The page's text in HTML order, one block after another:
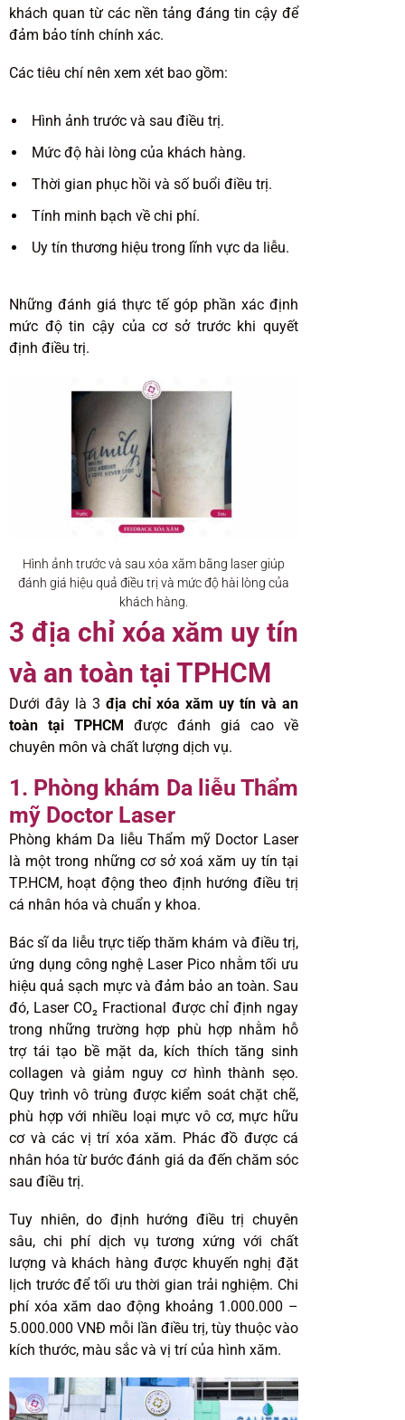
khách quan từ các nền tảng đáng tin cậy để
đảm bảo tính chính xác.
Các tiêu chí nên xem xét bao gồm:
Hình ảnh trước và sau điều trị.
Mức độ hài lòng của khách hàng.
Thời gian phục hồi và số buổi điều trị.
Tính minh bạch về chi phí.
Uy tín thương hiệu trong lĩnh vực da liễu.
Những đánh giá thực tế góp phần xác định
mức độ tin cậy của cơ sở trước khi quyết
định điều trị.
Hình ảnh trước và sau xóa xăm bằng laser giúp
đánh giá hiệu quả điều trị và mức độ hài lòng của
khách hàng.
3 địa chỉ xóa xăm uy tín
và an toàn tại TPHCM
Dưới đây là 3 địa chỉ xóa xăm uy tín và an
toàn tại TPHCM
được đánh giá cao về
chuyên môn và chất lượng dịch vụ.
1. Phòng khám Da liễu Thẩm
mỹ Doctor Laser
Phòng khám Da liễu Thẩm mỹ Doctor Laser
là một trong những cơ sở xoá xăm uy tín tại
TP.HCM, hoạt động theo định hướng điều trị
cá nhân hóa và chuẩn y khoa.
Bác sĩ da liễu trực tiếp thăm khám và điều trị,
ứng dụng công nghệ Laser Pico nhằm tối ưu
hiệu quả sạch mực và đảm bảo an toàn. Sau
đó, Laser CO₂ Fractional được chỉ định ngay
trong những trường hợp phù hợp nhằm hỗ
trợ tái tạo bề mặt da, kích thích tăng sinh
collagen và giảm nguy cơ hình thành sẹo.
Quy trình vô trùng được kiểm soát chặt chẽ,
phù hợp với nhiều loại mực vô cơ, mực hữu
cơ và các vị trí xóa xăm. Phác đồ được cá
nhân hóa từ bước đánh giá da đến chăm sóc
sau điều trị.
Tuy nhiên, do định hướng điều trị chuyên
sâu, chi phí dịch vụ tương xứng với chất
lượng và khách hàng được khuyến nghị đặt
lịch trước để tối ưu thời gian trải nghiệm. Chi
phí xóa xăm dao động khoảng 1.000.000 –
5.000.000 VNĐ mỗi lần điều trị, tùy thuộc vào
kích thước, màu sắc và vị trí của hình xăm.